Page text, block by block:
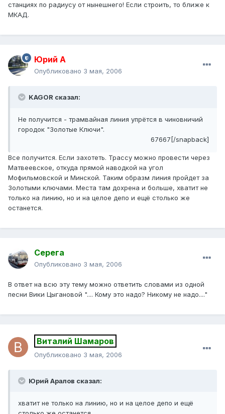
станциях по радиусу от нынешнего! Если строить, то ближе к
МКАД.
Юрий А
Опубликовано 3 мая, 2006
KAGOR сказал:
Не получится - трамвайная линия упрётся в чиновничий
городок "Золотые Ключи".
67667[/snapback]
Все получится. Если захотеть. Трассу можно провести через
Матвеевское, откуда прямой наводкой на угол
Мофильмовской и Минской. Таким образм линия пройдет за
Золотыми ключами. Места там дохрена и больше, хватит не
только на линию, но и на целое депо и ещё столько же
останется.
Серега
Опубликовано 3 мая, 2006
В ответ на всю эту тему можно ответить словами из одной
песни Вики Цыгановой ".... Кому это надо? Никому не надо...."
Виталий Шамаров
Опубликовано 3 мая, 2006
Юрий Аралов сказал:
хватит не только на линию, но и на целое депо и ещё